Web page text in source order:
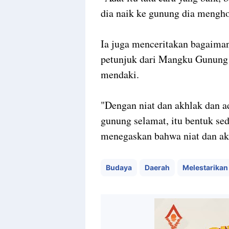
dia naik ke gunung dia
Ia juga menceritakan
petunjuk dari Mangku
mendaki.
"Dengan niat dan akhlak dan
gunung selamat, itu bentuk
menegaskan bahwa niat dan
Budaya Daerah Melestarikan